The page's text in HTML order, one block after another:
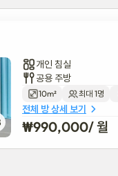
개인 침실
공용 주방
10m² 최대 1명
전체 방 상세 보기
₩990,000/ 월